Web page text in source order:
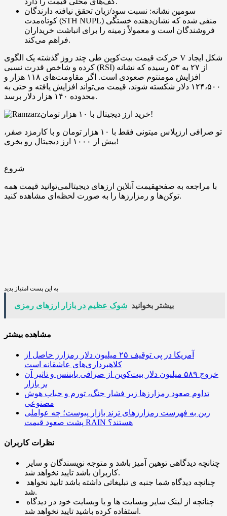
سومین نشانه: نسبت سود/زیان تحقق نیافته دارندگان
کوتاه‌مدت (STH NUPL) منفی شده که نشان‌دهنده خستگی
فروشندگان است و معمولاً زمینه را برای انباشت خریداران
فراهم می‌کند.
حرکت قیمت بیت‌کوین طی چند روز گذشته یک الگوی V شکل ایجاد
کرده و شاخص قدرت نسبی (RSI) از ۲۷ به ۵۳ رسیده که نشانه
افزایش مومنتوم صعودی است. اگر مقاومت‌های ۱۱۸ هزار و
۱۲۴،۵۰۰ دلار شکسته شوند، قیمت می‌تواند افزایش یافته و حتی به
محدوده ۱۴۰ هزار دلار برسد.
خرید ارز دیجیتال با ۱۰ هزار تومان!
تو صرافی ارزپلاس میتونی فقط با ۱۰ هزار تومان و با کارمزد صفر،
بیش از ۱۰۰۰ ارز دیجیتال رو بخری!
شروع
با مراجعه به صفحهقیمت آنلاین ارزهای دیجیتالمی‌توانید قیمت همه
توکن‌ها و رمزارزها را به صورت لحظه‌ای مشاهده کنید.
به این پست امتیاز بدید
بیشتر بخوانید شوک عظیم در بازار ارزهای رمزی
مشاهده بیشتر
آمریکا در پی توقیف ۲۵ میلیون دلار رمزارز حاصل از
کلاهبرداری‌های عاشقانه است
خروج ۵۸۹ میلیون دلار بیت‌کوین از صرافی بایننس و تاثیر آن
بر بازار
تداوم صعود رمزارزها زیر فشار جنگ، تورم و حباب هوش
مصنوعی
رین به فهرست رمزارزهای ترند بازار پیوست؛ چه عواملی
پشت صعود قیمت RAIN هستند؟
نظرات کاربران
کاربران باشد تایید نخواهد شد.
شد.
استفاده کرده باشید تایید نخواهد شد.